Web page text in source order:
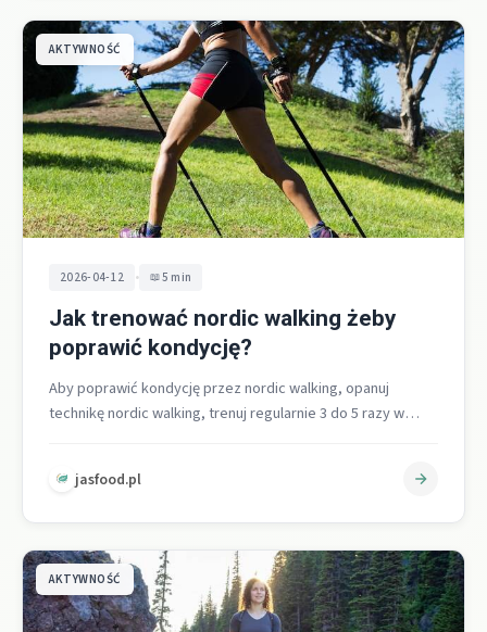
AKTYWNOŚĆ
2026-04-12 • 5 min
Jak trenować nordic walking żeby
poprawić kondycję?
Aby poprawić kondycję przez nordic walking, opanuj
technikę nordic walking, trenuj regularnie 3 do 5 razy w
jasfood.pl
AKTYWNOŚĆ